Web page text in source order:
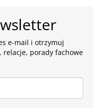
e-mail i otrzymuj
relacje, porady fachowe